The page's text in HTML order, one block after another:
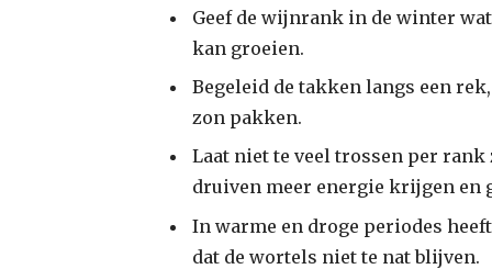
Geef de wijnrank in de winter
kan groeien.
Begeleid de takken langs een
zon pakken.
Laat niet te veel trossen per rank
druiven meer energie krijgen en
In warme en droge periodes
dat de wortels niet te nat blijven.